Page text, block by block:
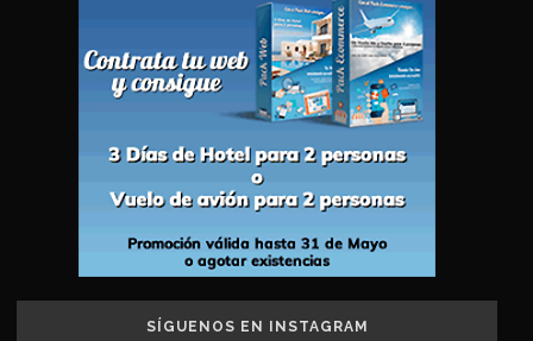
SÍGUENOS EN INSTAGRAM